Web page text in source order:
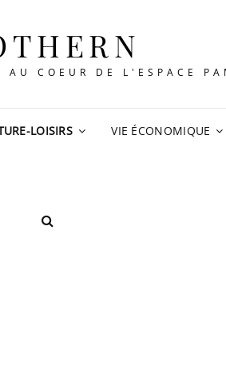
AU COEUR DE L'ESPACE
LOISIRS VIE ÉCONOMIQUE
SEARCH